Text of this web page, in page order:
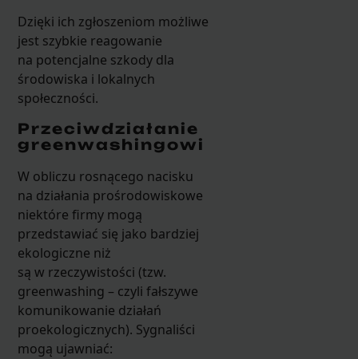
Dzięki ich zgłoszeniom możliwe
jest szybkie reagowanie
na potencjalne szkody dla
środowiska i lokalnych
społeczności.
Przeciwdziałanie
greenwashingowi
W obliczu rosnącego nacisku
na działania prośrodowiskowe
niektóre firmy mogą
przedstawiać się jako bardziej
ekologiczne niż
są w rzeczywistości (tzw.
greenwashing – czyli fałszywe
komunikowanie działań
proekologicznych). Sygnaliści
mogą ujawniać: